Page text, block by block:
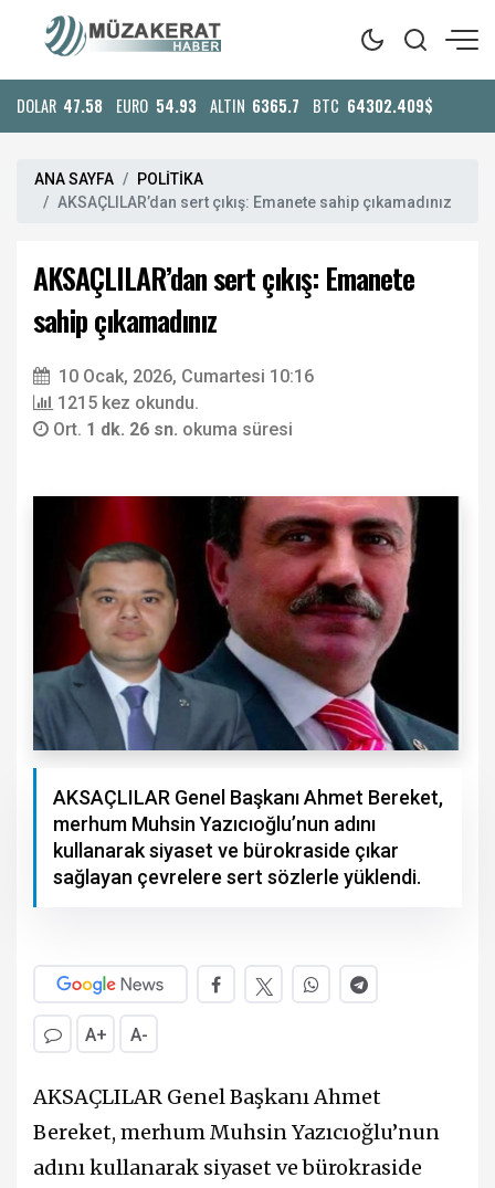
DOLAR 47.58 EURO 54.93 ALTIN 6365.7 BTC 64302.409$
ANA SAYFA
POLİTİKA
AKSAÇLILAR’dan sert çıkış: Emanete sahip çıkamadınız
AKSAÇLILAR’dan sert çıkış: Emanete
sahip çıkamadınız
10 Ocak, 2026, Cumartesi 10:16
1215 kez okundu.
Ort. 1 dk. 26 sn. okuma süresi
AKSAÇLILAR Genel Başkanı Ahmet Bereket,
merhum Muhsin Yazıcıoğlu’nun adını
kullanarak siyaset ve bürokraside çıkar
sağlayan çevrelere sert sözlerle yüklendi.
A+ A-
AKSAÇLILAR Genel Başkanı Ahmet
Bereket, merhum Muhsin Yazıcıoğlu’nun
adını kullanarak siyaset ve bürokraside